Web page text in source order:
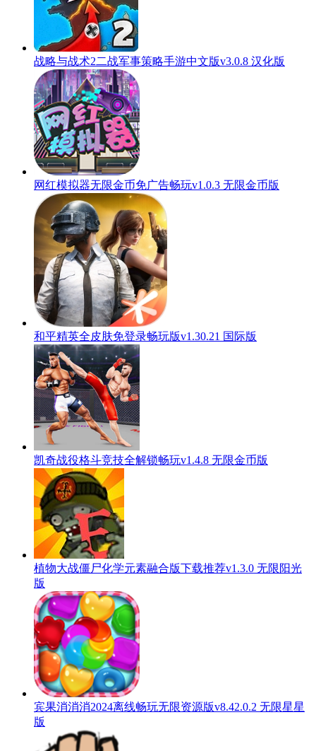
战略与战术2二战军事策略手游中文版v3.0.8 汉化版
网红模拟器无限金币免广告畅玩v1.0.3 无限金币版
和平精英全皮肤免登录畅玩版v1.30.21 国际版
凯奇战役格斗竞技全解锁畅玩v1.4.8 无限金币版
植物大战僵尸化学元素融合版下载推荐v1.3.0 无限阳光
版
宾果消消消2024离线畅玩无限资源版v8.42.0.2 无限星星
版